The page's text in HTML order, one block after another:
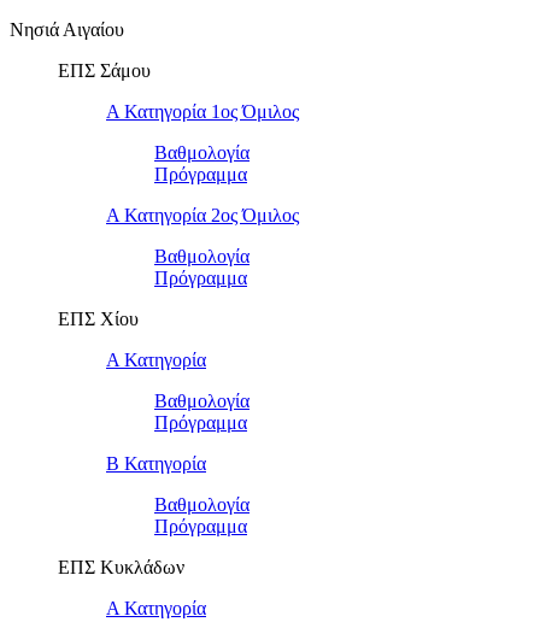
Νησιά Αιγαίου
ΕΠΣ Σάμου
Α Κατηγορία 1ος Όμιλος
Βαθμολογία
Πρόγραμμα
Α Κατηγορία 2ος Όμιλος
Βαθμολογία
Πρόγραμμα
ΕΠΣ Χίου
Α Κατηγορία
Βαθμολογία
Πρόγραμμα
Β Κατηγορία
Βαθμολογία
Πρόγραμμα
ΕΠΣ Κυκλάδων
Α Κατηγορία